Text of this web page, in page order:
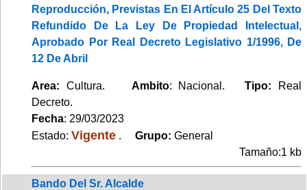
Reproducción, Previstas En El Artículo 25 Del Texto
Refundido De La Ley De Propiedad Intelectual,
Aprobado Por Real Decreto Legislativo 1/1996, De
12 De Abril
Area: Cultura. Ambito: Nacional.Tipo:
Real
Decreto.
Fecha: 29/03/2023
Estado: Vigente . Grupo: General
Tamaño:1 kb
Bando Del Sr. Alcalde